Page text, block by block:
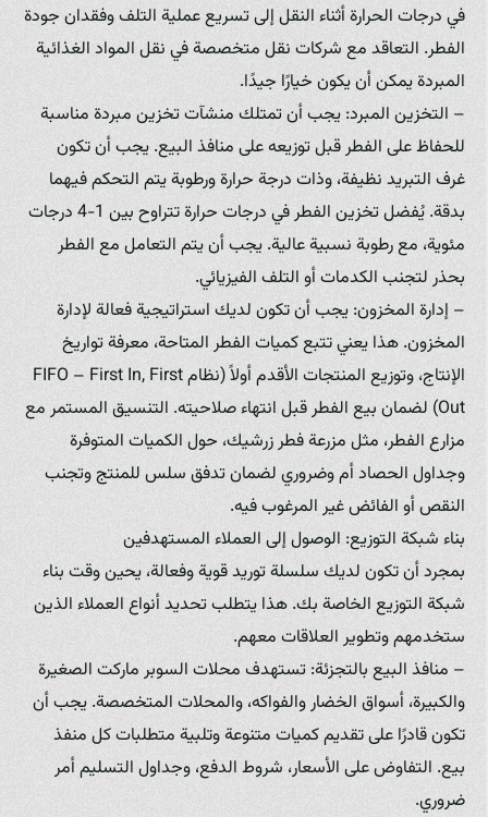
في درجات الحرارة أثناء النقل إلى تسريع عملية التلف وفقدان جودة
الفطر. التعاقد مع شركات نقل متخصصة في نقل المواد الغذائية
المبردة يمكن أن يكون خيارًا جيدًا.
– التخزين المبرد: يجب أن تمتلك منشآت تخزين مبردة مناسبة
للحفاظ على الفطر قبل توزيعه على منافذ البيع. يجب أن تكون
غرف التبريد نظيفة، وذات درجة حرارة ورطوبة يتم التحكم فيهما
بدقة. يُفضل تخزين الفطر في درجات حرارة تتراوح بين 1-4 درجات
مئوية، مع رطوبة نسبية عالية. يجب أن يتم التعامل مع الفطر
بحذر لتجنب الكدمات أو التلف الفيزيائي.
– إدارة المخزون: يجب أن تكون لديك استراتيجية فعالة لإدارة
المخزون. هذا يعني تتبع كميات الفطر المتاحة، معرفة تواريخ
الإنتاج، وتوزيع المنتجات الأقدم أولاً (نظام FIFO – First In, First
Out) لضمان بيع الفطر قبل انتهاء صلاحيته. التنسيق المستمر مع
مزارع الفطر، مثل مزرعة فطر زرشيك، حول الكميات المتوفرة
وجداول الحصاد أم وضروري لضمان تدفق سلس للمنتج وتجنب
النقص أو الفائض غير المرغوب فيه.
بناء شبكة التوزيع: الوصول إلى العملاء المستهدفين
بمجرد أن تكون لديك سلسلة توريد قوية وفعالة، يحين وقت بناء
شبكة التوزيع الخاصة بك. هذا يتطلب تحديد أنواع العملاء الذين
ستخدمهم وتطوير العلاقات معهم.
– منافذ البيع بالتجزئة: تستهدف محلات السوبر ماركت الصغيرة
والكبيرة، أسواق الخضار والفواكه، والمحلات المتخصصة. يجب أن
تكون قادرًا على تقديم كميات متنوعة وتلبية متطلبات كل منفذ
بيع. التفاوض على الأسعار، شروط الدفع، وجداول التسليم أمر
ضروري.